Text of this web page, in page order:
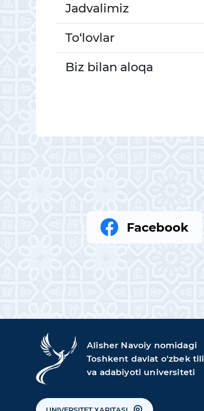
Jadvalimiz
To‘lovlar
Biz bilan aloqa
Facebook
Alisher Navoiy nomidagi
Toshkent davlat o'zbek tili
va adabiyoti universiteti